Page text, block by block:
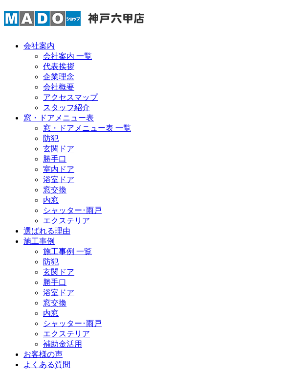
会社案内
会社案内 一覧
代表挨拶
企業理念
会社概要
アクセスマップ
スタッフ紹介
窓・ドアメニュー表
窓・ドアメニュー表 一覧
防犯
玄関ドア
勝手口
室内ドア
浴室ドア
窓交換
内窓
シャッター･雨戸
エクステリア
選ばれる理由
施工事例
施工事例 一覧
防犯
玄関ドア
勝手口
浴室ドア
窓交換
内窓
シャッター･雨戸
エクステリア
補助金活用
お客様の声
よくある質問